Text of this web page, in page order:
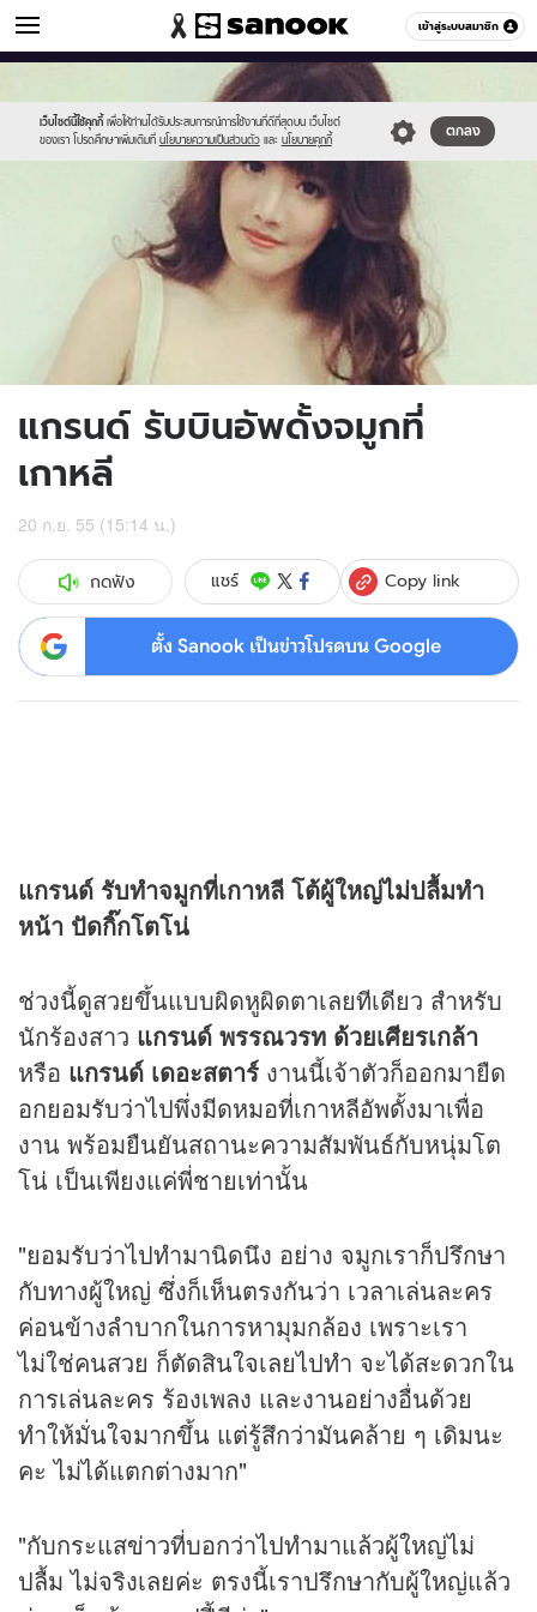
เข้าสู่ระบบสมาชิก
ข่าวบันเทิง หมวดอื่นๆ
เว็บไซต์นี้ใช้คุกกี้ เพื่อให้ท่านได้รับประสบการณ์การใช้งานที่ดีที่สุดบน เว็บไซต์
ของเรา โปรดศึกษาเพิ่มเติมที่ นโยบายความเป็นส่วนตัว และ นโยบายคุกกี้
ตกลง
//s.isanook.com/sr/0/images/logo-
new-
sanook.png
//s.isanook.com/ns/0/ud/228/1143456/1.jpg
แกรนด์ รับบินอัพดั้งจมูกที่
เกาหลี
20 ก.ย. 55 (15:14 น.)
กดฟัง แชร์ Copy link
ตั้ง Sanook เป็นข่าวโปรดบน Google
แกรนด์ รับทำจมูกที่เกาหลี โต้ผู้ใหญ่ไม่ปลื้มทำ
หน้า ปัดกิ๊กโตโน่
ช่วงนี้ดูสวยขึ้นแบบผิดหูผิดตาเลยทีเดียว สำหรับ
นักร้องสาว แกรนด์ พรรณวรท ด้วยเศียรเกล้า
หรือ แกรนด์ เดอะสตาร์ งานนี้เจ้าตัวก็ออกมายืด
อกยอมรับว่าไปพึ่งมีดหมอที่เกาหลีอัพดั้งมาเพื่อ
งาน พร้อมยืนยันสถานะความสัมพันธ์กับหนุ่มโต
โน่ เป็นเพียงแค่พี่ชายเท่านั้น
"ยอมรับว่าไปทำมานิดนึง อย่าง จมูกเราก็ปรึกษา
กับทางผู้ใหญ่ ซึ่งก็เห็นตรงกันว่า เวลาเล่นละคร
ค่อนข้างลำบากในการหามุมกล้อง เพราะเรา
ไม่ใช่คนสวย ก็ตัดสินใจเลยไปทำ จะได้สะดวกใน
การเล่นละคร ร้องเพลง และงานอย่างอื่นด้วย
ทำให้มั่นใจมากขึ้น แต่รู้สึกว่ามันคล้าย ๆ เดิมนะ
คะ ไม่ได้แตกต่างมาก"
"กับกระแสข่าวที่บอกว่าไปทำมาแล้วผู้ใหญ่ไม่
ปลื้ม ไม่จริงเลยค่ะ ตรงนี้เราปรึกษากับผู้ใหญ่แล้ว